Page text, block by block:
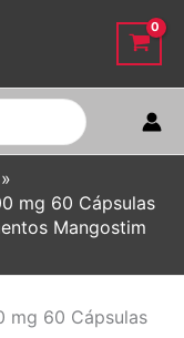
mg 60 Cápsulas
Mangostim
mg 60 Cápsulas